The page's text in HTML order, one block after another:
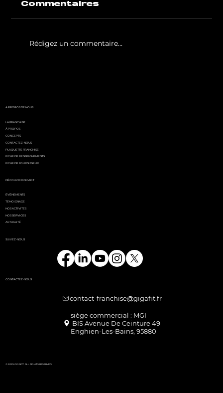
Commentaires
Rédigez un commentaire...
DÉCOUVRIR GIGAFIT
ÉVÉNEMENTS
TÉMOIGNAGE
NOS ACTIVITÉS
NOS SERVICES
ACTUALITÉ
CONTACTEZ-NOUS
contact-franchise@gigafit.fr
Enghien-Les-Bains, 95880
À PROPOS DE NOUS
LA FRANCHISE
À PROPOS
CONCEPTS
CONTACTEZ-NOUS
PLAQUETTE FRANCHISE
FICHE DE RENSEIGNEMENTS
FICHE DE FOURNISSEUR
SUIVEZ-NOUS
© 2025 GIGAFIT. ALL RIGHTS RESERVED.